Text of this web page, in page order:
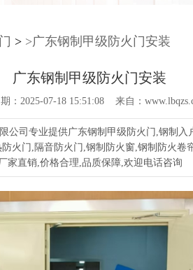
> >广东钢制甲级防火门安装
广东钢制甲级防火门安装
：2025-07-18 15:51:08 来自：
公司专业提供广东钢制甲级防火门,钢制入
火门,隔音防火门,钢制防火窗,钢制防火卷
家直销,价格合理,品质保障,欢迎电话咨询